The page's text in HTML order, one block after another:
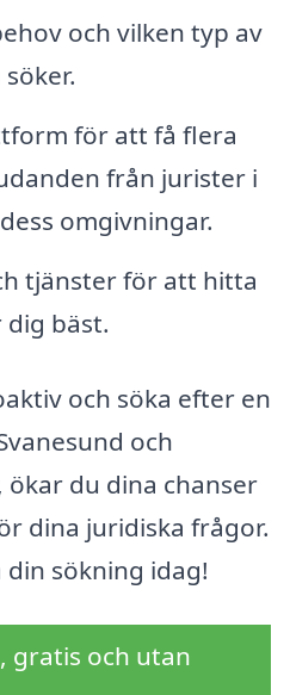
och vilken typ av
för att få flera
från jurister i
omgivningar.
tjänster för att hitta
dig bäst.
och söka efter en
och
du dina chanser
dina juridiska frågor.
sökning idag!
gratis och utan